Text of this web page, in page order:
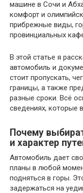
машине в Сочи и
комфорт и
прибрежные виды,
провинциальных
В этой статье я
автомобиль и
стоит пропускать,
границы, а также
разные сроки. Всё
сведениях, которые
Почему
и характер
Автомобиль дает
планы в любой
подняться в горы.
задержаться на